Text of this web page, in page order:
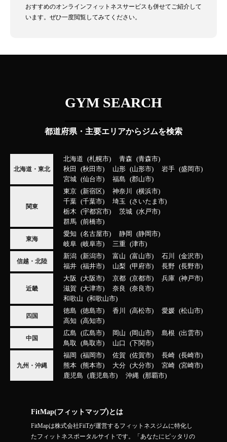
おすすめのオンラインフィットネスサービスも併せてご紹介して
います。ぜひ一度閲覧してみてください。
GYM SEARCH
都道府県・主要エリアからジムを検索
北海道・東北
北海道 札幌市 青森
青森市
秋田
秋田市 山形 山形市 岩手
盛岡市
宮城
仙台市 福島 郡山市
関東
東京 新宿区 神奈川
横浜市
千葉
千葉市 埼玉
さいたま市
栃木
宇都宮市 茨城
水戸市
群馬
前橋市
東海
愛知 名古屋市 静岡
静岡市
岐阜
岐阜市 三重 津市
信越・北陸
新潟 新潟市 富山 富山市 石川
金沢市
福井
福井市 山梨 甲府市 長野 長野市
近畿
大阪 大阪市 京都 京都市 兵庫
神戸市
滋賀
大津市 奈良
奈良市
和歌山
和歌山市
四国
徳島 徳島市 香川 高松市 愛媛
松山市
高知
高知市
中国
広島 広島市 岡山 岡山市 島根
出雲市
鳥取
鳥取市 山口 下関市
九州・沖縄
福岡 福岡市 佐賀 佐賀市 長崎
長崎市
熊本
熊本市 大分 大分市 宮崎
宮崎市
鹿児島
鹿児島市 沖縄 那覇市
FitMap(フィットマップ)とは
FitMapは株式会社FiiTが運営するフィットネスジムに特化し
たフィットネスポータルサイトです。「あなたにピッタリの